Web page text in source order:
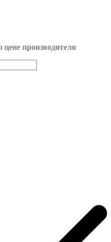
производителя